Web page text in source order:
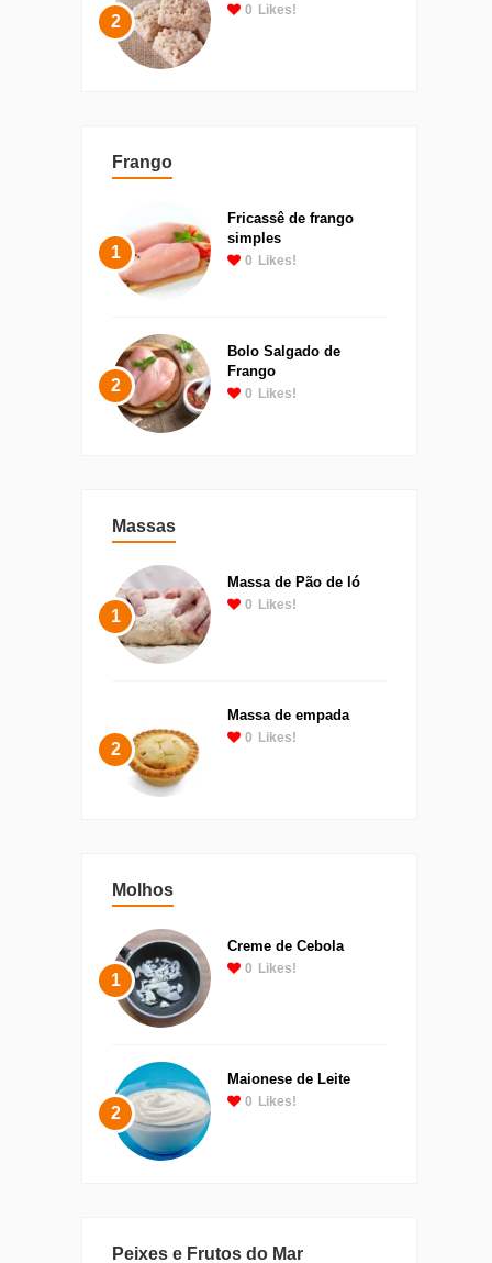
2
0 Likes!
Frango
1
Fricassê de frango
simples
0 Likes!
2
Bolo Salgado de
Frango
0 Likes!
Massas
1
Massa de Pão de ló
0 Likes!
2
Massa de empada
0 Likes!
Molhos
1
Creme de Cebola
0 Likes!
2
Maionese de Leite
0 Likes!
Peixes e Frutos do Mar